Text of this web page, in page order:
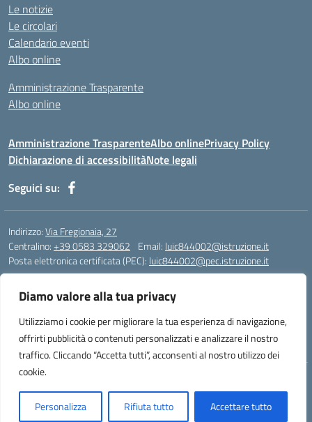
Diamo valore alla tua privacy
Utilizziamo i cookie per migliorare la tua esperienza di navigazione,
offrirti pubblicità o contenuti personalizzati e analizzare il nostro
traffico. Cliccando “Accetta tutti”, acconsenti al nostro utilizzo dei
cookie.
Personalizza Rifiuta tutto Accettare tutto
Le notizie
Le circolari
Calendario eventi
Albo online
Amministrazione Trasparente
Albo online
Amministrazione TrasparenteAlbo onlinePrivacy Policy
Dichiarazione di accessibilitàNote legali
Seguici su:
Indirizzo:Via Fregionaia, 27
Centralino:+39 0583 329062 Email: luic844002@istruzione.it
Posta elettronica certificata (PEC): luic844002@pec.istruzione.it
Codice meccanografico:luic844002
Codice Indice delle Pubbliche Amministrazioni (IPA): istsc_luic844002
Codice unico di fatturazione (CUF): UF76KO